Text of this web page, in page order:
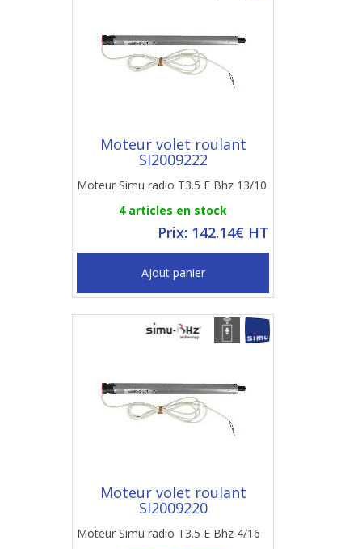
Moteur volet roulant
SI2009222
Moteur Simu radio T3.5 E Bhz 13/10
4 articles en stock
Prix: 142.14€ HT
Ajout panier
Moteur volet roulant
SI2009220
Moteur Simu radio T3.5 E Bhz 4/16